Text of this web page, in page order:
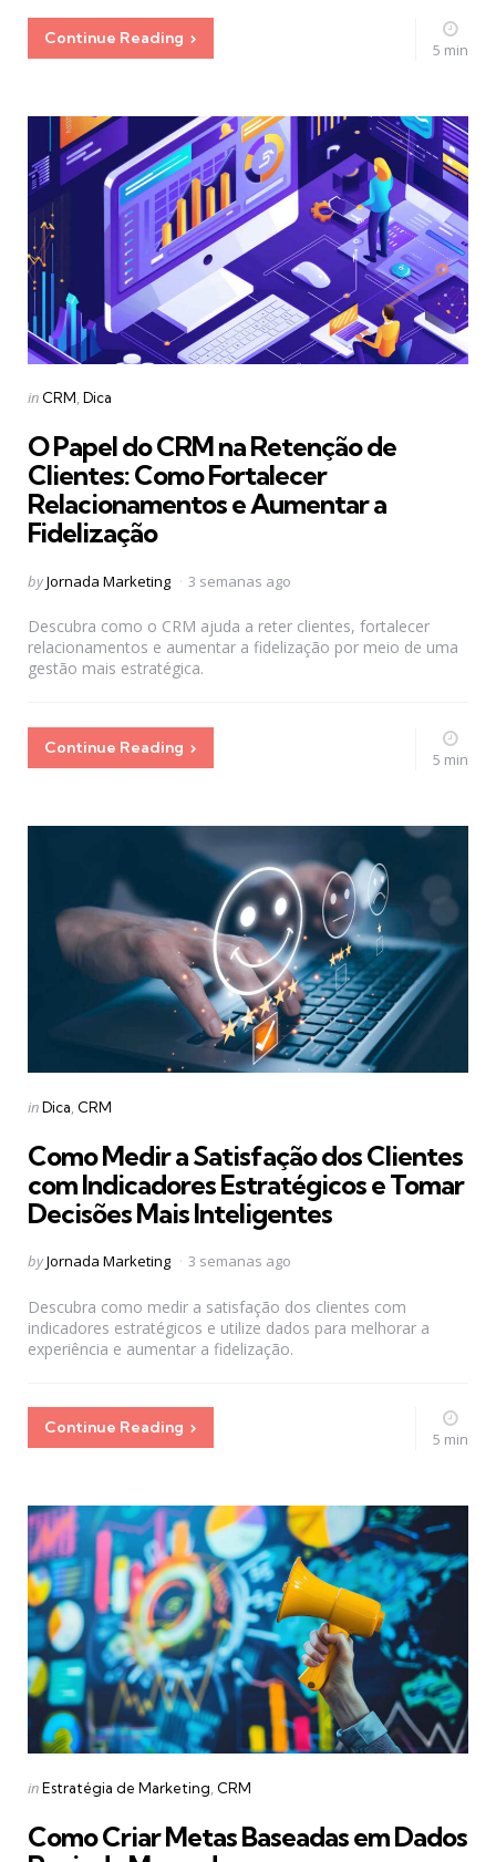
Continue Reading
5 min
Categories
Posted
in CRM Dica
O Papel do CRM na Retenção de
Clientes: Como Fortalecer
Relacionamentos e Aumentar a
Fidelização
Posted
byJornada Marketing 3 semanas ago
Descubra como o CRM ajuda a reter clientes, fortalecer
relacionamentos e aumentar a fidelização por meio de uma
gestão mais estratégica.
Continue Reading
5 min
Categories
Posted
inDica CRM
Como Medir a Satisfação dos Clientes
com Indicadores Estratégicos e Tomar
Decisões Mais Inteligentes
Posted
byJornada Marketing 3 semanas ago
Descubra como medir a satisfação dos clientes com
indicadores estratégicos e utilize dados para melhorar a
experiência e aumentar a fidelização.
Continue Reading
5 min
Categories
Posted
inEstratégia de Marketing CRM
Como Criar Metas Baseadas em Dados